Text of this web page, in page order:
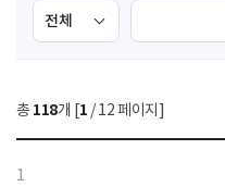
검
색
선
택
색
총 118개 [1 / 12 페이지]
1